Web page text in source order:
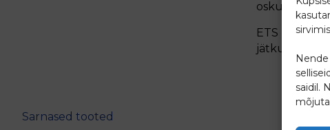
saidil.
oskusi, et
ETS Nordi
Sarnased tooted